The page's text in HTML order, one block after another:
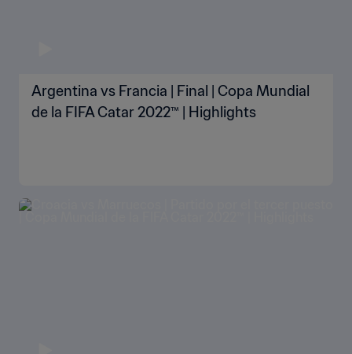
Argentina vs Francia | Final | Copa Mundial
de la FIFA Catar 2022™ | Highlights